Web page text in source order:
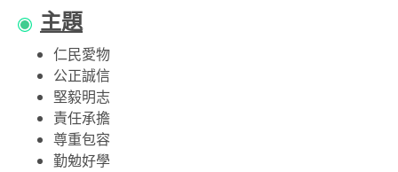
主題
仁民愛物
公正誠信
堅毅明志
責任承擔
尊重包容
勤勉好學